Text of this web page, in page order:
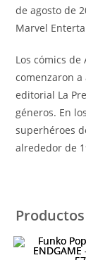
de agosto de
Marvel
Los cómics
comenzaron
editorial La
géneros. En
superhéroes
alrededor de